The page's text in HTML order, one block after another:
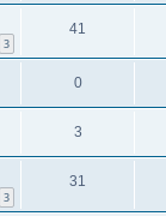
3
41
0
3
3
31